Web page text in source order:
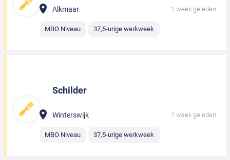
Alkmaar 1 week geleden
MBO Niveau 37,5-urige werkweek
Schilder
Winterswijk 1 week geleden
MBO Niveau 37,5-urige werkweek